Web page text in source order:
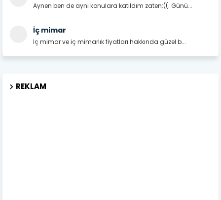
Aynen ben de aynı konulara katıldım zaten:((. Günü...
İç mimar
İç mimar ve iç mimarlık fiyatları hakkında güzel b...
REKLAM